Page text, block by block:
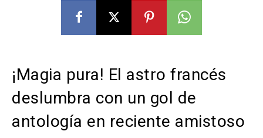
¡Magia pura! El astro francés
deslumbra con un gol de
antología en reciente amistoso